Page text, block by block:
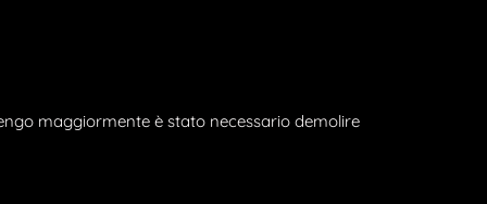
maggiormente è stato necessario demolire